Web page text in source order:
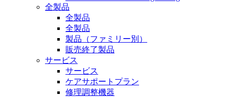
全製品
全製品
全製品
製品（ファミリー別）
販売終了製品
サービス
サービス
ケアサポートプラン
修理調整機器